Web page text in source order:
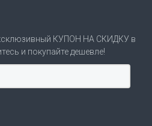
КУПОН НА СКИДКУ в
и покупайте дешевле!